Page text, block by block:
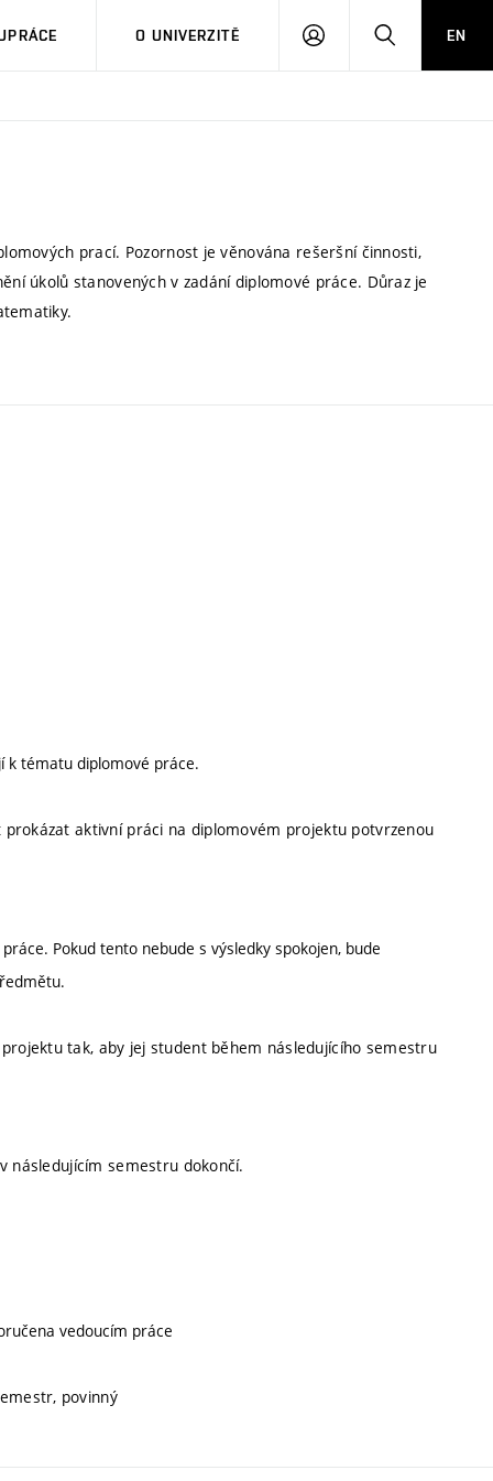
O UNIVERZITĚ
PŘIHLÁSIT HLEDATEN
prací. Pozornost je věnována rešeršní činnosti,
úkolů stanovených v zadání diplomové práce. Důraz je
k tématu diplomové práce.
aktivní práci na diplomovém projektu potvrzenou
Pokud tento nebude s výsledky spokojen, bude
tak, aby jej student během následujícího semestru
následujícím semestru dokončí.
vedoucím práce
povinný